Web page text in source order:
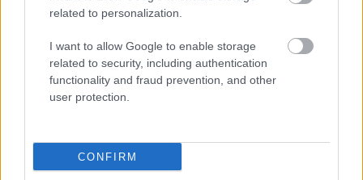
related to personalization.
I want to allow Google to enable storage
related to security, including authentication
functionality and fraud prevention, and other
user protection.
CONFIRM
Asseco Resovia| Developres Rzeszów |ITA TOOLS Stal Mielec
Cellfast Wilki Krosno| Texom Stal Rzeszów|Stal Mielec
Motor Lublin|Stal Rzeszów| Stal Stalowa Wola|Wisła Kraków
Resovia|Wieczysta Kraków
Mecze dziś Wyniki LIVE Transmisje